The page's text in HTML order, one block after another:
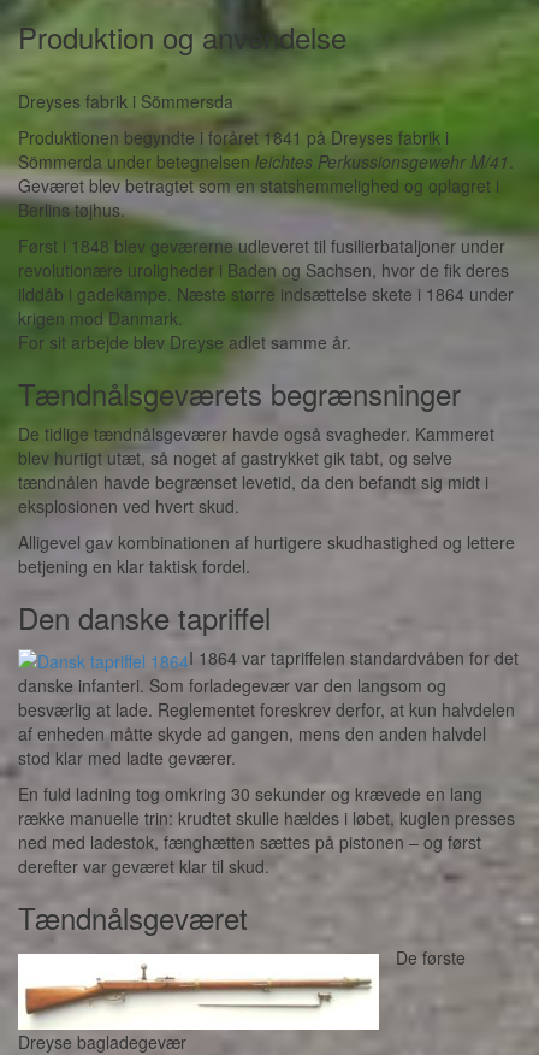
Produktion og anvendelse
Dreyses fabrik i Sömmersda
Produktionen begyndte i foråret 1841 på Dreyses fabrik i
Sömmerda under betegnelsen leichtes Perkussionsgewehr M/41.
Geværet blev betragtet som en statshemmelighed og oplagret i
Berlins tøjhus.
Først i 1848 blev geværerne udleveret til fusilierbataljoner under
revolutionære uroligheder i Baden og Sachsen, hvor de fik deres
ilddåb i gadekampe. Næste større indsættelse skete i 1864 under
krigen mod Danmark.
For sit arbejde blev Dreyse adlet samme år.
Tændnålsgeværets begrænsninger
De tidlige tændnålsgeværer havde også svagheder. Kammeret
blev hurtigt utæt, så noget af gastrykket gik tabt, og selve
tændnålen havde begrænset levetid, da den befandt sig midt i
eksplosionen ved hvert skud.
Alligevel gav kombinationen af hurtigere skudhastighed og lettere
betjening en klar taktisk fordel.
Den danske tapriffel
I 1864 var tapriffelen standardvåben for det
danske infanteri. Som forladegevær var den langsom og
besværlig at lade. Reglementet foreskrev derfor, at kun halvdelen
af enheden måtte skyde ad gangen, mens den anden halvdel
stod klar med ladte geværer.
En fuld ladning tog omkring 30 sekunder og krævede en lang
række manuelle trin: krudtet skulle hældes i løbet, kuglen presses
ned med ladestok, fænghætten sættes på pistonen – og først
derefter var geværet klar til skud.
Tændnålsgeværet
Dreyse bagladegevær
De første